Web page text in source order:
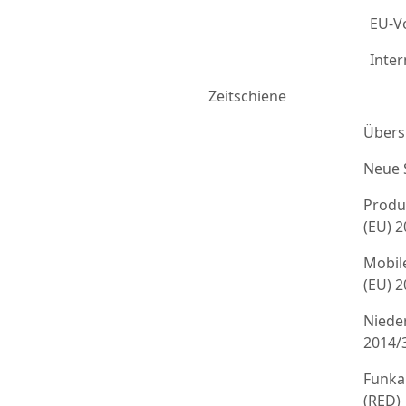
EU-
Zeitschiene
Neue
(EU)
(EU)
2014/
(RED)